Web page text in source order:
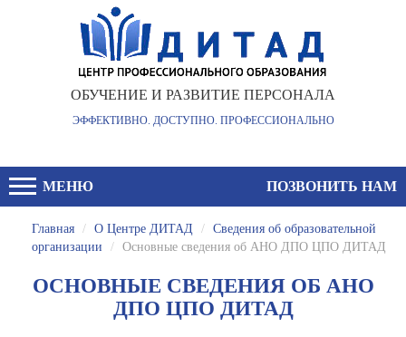
ОБУЧЕНИЕ И РАЗВИТИЕ ПЕРСОНАЛА
ЭФФЕКТИВНО. ДОСТУПНО. ПРОФЕССИОНАЛЬНО
МЕНЮ ПОЗВОНИТЬ НАМ
Главная / О Центре ДИТАД / Сведения об образовательной
организации
/ Основные сведения об АНО ДПО ЦПО ДИТАД
ОСНОВНЫЕ СВЕДЕНИЯ ОБ АНО
ДПО ЦПО ДИТАД